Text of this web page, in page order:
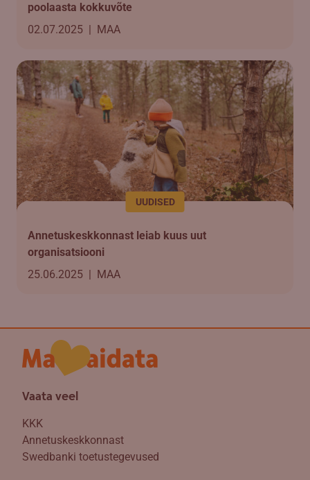
poolaasta kokkuvõte
02.07.2025 | MAA
UUDISED
Annetuskeskkonnast leiab kuus uut
organisatsiooni
25.06.2025 | MAA
Vaata veel
KKK
Annetuskeskkonnast
Swedbanki toetustegevused